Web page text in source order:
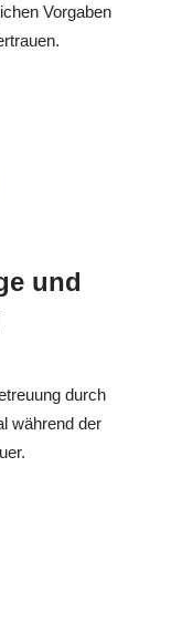
Vorgaben
und
durch
während der